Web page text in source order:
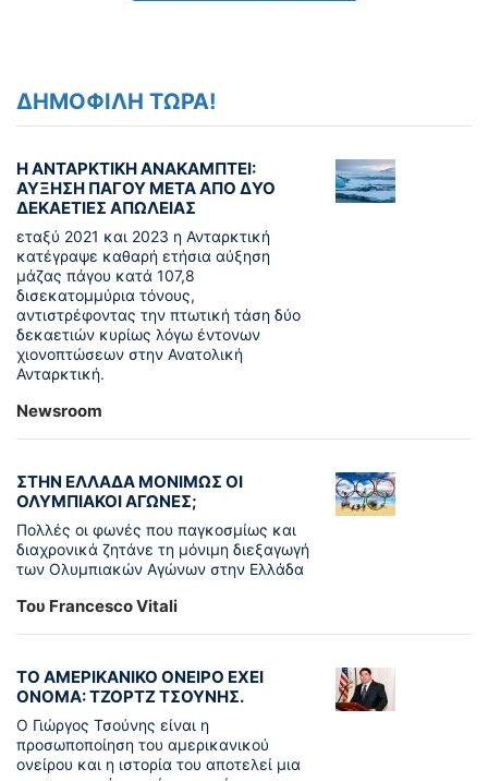
ΔΗΜΟΦΙΛΗ ΤΩΡΑ!
Η ΑΝΤΑΡΚΤΙΚΗ ΑΝΑΚΑΜΠΤΕΙ:
ΑΥΞΗΣΗ ΠΑΓΟΥ ΜΕΤΑ ΑΠΟ ΔΥΟ
ΔΕΚΑΕΤΙΕΣ ΑΠΩΛΕΙΑΣ
εταξύ 2021 και 2023 η Ανταρκτική
κατέγραψε καθαρή ετήσια αύξηση
μάζας πάγου κατά 107,8
δισεκατομμύρια τόνους,
αντιστρέφοντας την πτωτική τάση δύο
δεκαετιών κυρίως λόγω έντονων
χιονοπτώσεων στην Ανατολική
Ανταρκτική.
Newsroom
ΣΤΗΝ ΕΛΛΑΔΑ ΜΟΝΙΜΩΣ ΟΙ
ΟΛΥΜΠΙΑΚΟΙ ΑΓΩΝΕΣ;
Πολλές οι φωνές που παγκοσμίως και
διαχρονικά ζητάνε τη μόνιμη διεξαγωγή
των Ολυμπιακών Αγώνων στην Ελλάδα
Του Francesco Vitali
ΤΟ ΑΜΕΡΙΚΑΝΙΚΟ ΟΝΕΙΡΟ ΕΧΕΙ
ΟΝΟΜΑ: ΤΖΟΡΤΖ ΤΣΟΥΝΗΣ.
Ο Γιώργος Τσούνης είναι η
προσωποποίηση του αμερικανικού
ονείρου και η ιστορία του αποτελεί μια